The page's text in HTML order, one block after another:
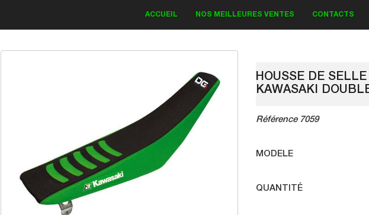
ACCUEIL NOS MEILLEURES VENTES CONTACTS
KIT DECO KAWASAKI
Bud Monster 2018
HOUSSE DE
KAWASAKI
Référence 7059
MODELE
QUANTITÉ